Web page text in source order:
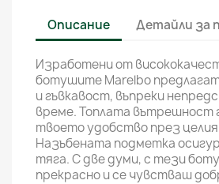
Описание Детайли за
Изработени от
ботушите Marelbo
и гъвкавост, въпреки
време. Топлата вътрешност
твоето удобство през
Назъбената подметка
тяга. С две думи, с тези
прекрасно и се чувстваш